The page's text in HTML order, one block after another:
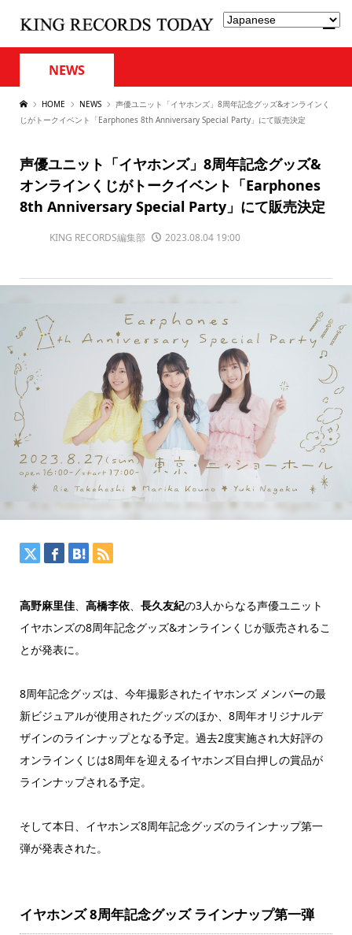
NEWS
HOME NEWS
声優ユニット「イヤホンズ」8周年記念グッズ&オンラインく
じがトークイベント「Earphones 8th Anniversary Special Party」にて販売決定
声優ユニット「イヤホンズ」8周年記念グッズ&
オンラインくじがトークイベント「Earphones
8th Anniversary Special Party」にて販売決定
KING RECORDS編集部 2023.08.04 19:00
高野麻里佳、 高橋李依、 長久友紀の3人からなる声優ユニット
イヤホンズの8周年記念グッズ&オンラインくじが販売されるこ
とが発表に。
8周年記念グッズは、今年撮影されたイヤホンズ メンバーの最
新ビジュアルが使用されたグッズのほか、8周年オリジナルデ
ザインのラインナップとなる予定。過去2度実施され大好評の
オンラインくじは8周年を迎えるイヤホンズ目白押しの賞品が
ラインナップされる予定。
そして本日、イヤホンズ8周年記念グッズのラインナップ第一
弾が発表された。
イヤホンズ 8周年記念グッズ ラインナップ第一弾